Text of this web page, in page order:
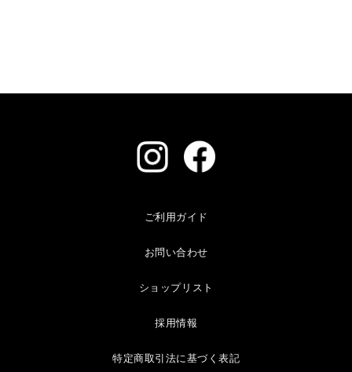
ご利用ガイド
お問い合わせ
ショップリスト
採用情報
特定商取引法に基づく表記